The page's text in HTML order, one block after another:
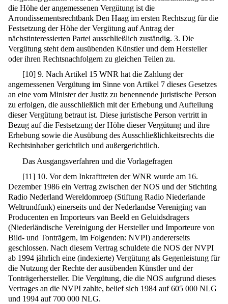
die Höhe der angemessenen Vergütung ist die
Arrondissementsrechtbank Den Haag im ersten Rechtszug für die
Festsetzung der Höhe der Vergütung auf Antrag der
nächstinteressierten Partei ausschließlich zuständig. 3. Die
Vergütung steht dem ausübenden Künstler und dem Hersteller
oder ihren Rechtsnachfolgern zu gleichen Teilen zu.
[10] 9. Nach Artikel 15 WNR hat die Zahlung der
angemessenen Vergütung im Sinne von Artikel 7 dieses Gesetzes
an eine vom Minister der Justiz zu benennende juristische Person
zu erfolgen, die ausschließlich mit der Erhebung und Aufteilung
dieser Vergütung betraut ist. Diese juristische Person vertritt in
Bezug auf die Festsetzung der Höhe dieser Vergütung und ihre
Erhebung sowie die Ausübung des Ausschließlichkeitsrechts die
Rechtsinhaber gerichtlich und außergerichtlich.
Das Ausgangsverfahren und die Vorlagefragen
[11] 10. Vor dem Inkrafttreten der WNR wurde am 16.
Dezember 1986 ein Vertrag zwischen der NOS und der Stichting
Radio Nederland Wereldomroep (Stiftung Radio Niederlande
Weltrundfunk) einerseits und der Nederlandse Vereniging van
Producenten en Importeurs van Beeld en Geluidsdragers
(Niederländische Vereinigung der Hersteller und Importeure von
Bild- und Tonträgern, im Folgenden: NVPI) andererseits
geschlossen. Nach diesem Vertrag schuldete die NOS der NVPI
ab 1994 jährlich eine (indexierte) Vergütung als Gegenleistung für
die Nutzung der Rechte der ausübenden Künstler und der
Tonträgerhersteller. Die Vergütung, die die NOS aufgrund dieses
Vertrages an die NVPI zahlte, belief sich 1984 auf 605 000 NLG
und 1994 auf 700 000 NLG.